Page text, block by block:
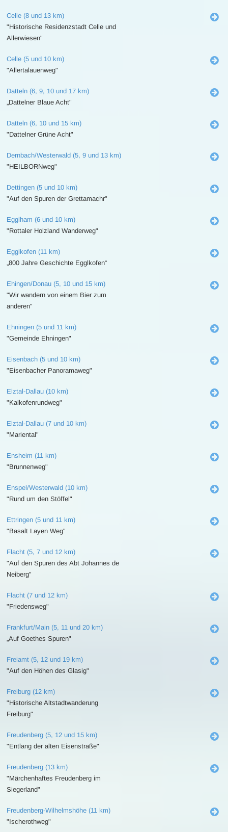
Celle (8 und 13 km)
"Historische Residenzstadt Celle und
Allerwiesen"
Celle (5 und 10 km)
"Allertalauenweg"
Datteln (6, 9, 10 und 17 km)
„Dattelner Blaue Acht"
Datteln (6, 10 und 15 km)
"Dattelner Grüne Acht"
Dernbach/Westerwald (5, 9 und 13 km)
"HEILBORNweg"
Dettingen (5 und 10 km)
"Auf den Spuren der Grettamachr"
Egglham (6 und 10 km)
"Rottaler Holzland Wanderweg"
Egglkofen (11 km)
„800 Jahre Geschichte Egglkofen“
Ehingen/Donau (5, 10 und 15 km)
"Wir wandern von einem Bier zum
anderen"
Ehningen (5 und 11 km)
"Gemeinde Ehningen"
Eisenbach (5 und 10 km)
"Eisenbacher Panoramaweg"
Elztal-Dallau (10 km)
"Kalkofenrundweg"
Elztal-Dallau (7 und 10 km)
"Mariental"
Ensheim (11 km)
"Brunnenweg"
Enspel/Westerwald (10 km)
"Rund um den Stöffel"
Ettringen (5 und 11 km)
"Basalt Layen Weg"
Flacht (5, 7 und 12 km)
"Auf den Spuren des Abt Johannes de
Neiberg"
Flacht (7 und 12 km)
"Friedensweg"
Frankfurt/Main (5, 11 und 20 km)
„Auf Goethes Spuren"
Freiamt (5, 12 und 19 km)
"Auf den Höhen des Glasig"
Freiburg (12 km)
"Historische Altstadtwanderung
Freiburg"
Freudenberg (5, 12 und 15 km)
"Entlang der alten Eisenstraße"
Freudenberg (13 km)
"Märchenhaftes Freudenberg im
Siegerland"
Freudenberg-Wilhelmshöhe (11 km)
"Ischerothweg"